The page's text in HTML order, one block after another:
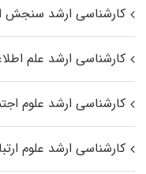
کارشناسی ارشد سنجش
کارشناسی ارشد علم
کارشناسی ارشد علوم
کارشناسی ارشد علوم